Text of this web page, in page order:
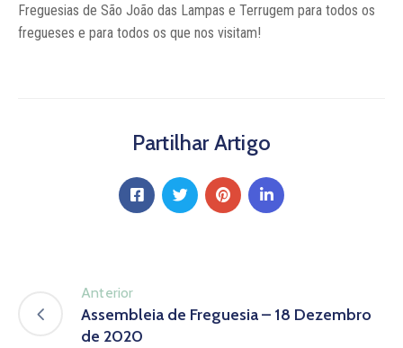
Freguesias de São João das Lampas e Terrugem para todos os
fregueses e para todos os que nos visitam!
Partilhar Artigo
Anterior
Assembleia de Freguesia – 18 Dezembro
de 2020